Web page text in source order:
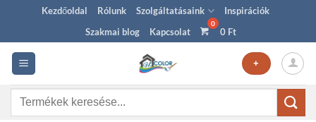
content
Kezdőoldal Rólunk Szolgáltatásaink
Inspirációk
Szakmai blog
Kapcsolat 0 Ft
+
Keresés